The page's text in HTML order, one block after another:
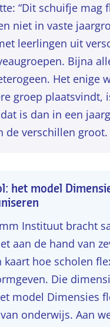
“Dit schuifje mag
niet in vaste
leerlingen uit
Bijna
Het enige
groep plaatsvindt,
is dan in een
de verschillen groot.
het model
Instituut bracht
aan de hand van
kaart hoe scholen
Die
model Dimensies
onderwijs. Aan